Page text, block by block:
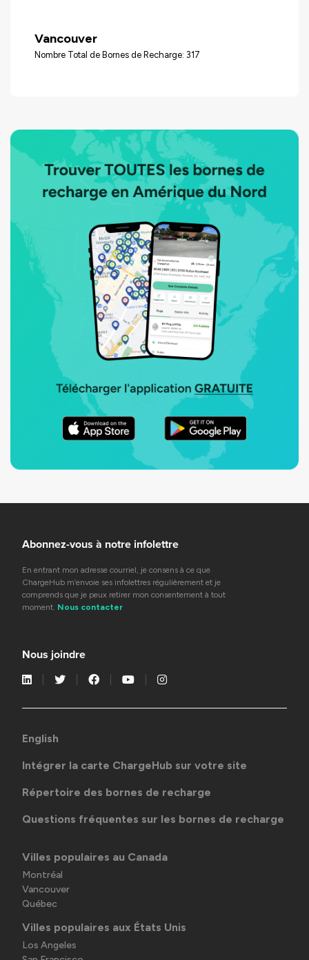
Vancouver
Nombre Total de Bornes de Recharge: 317
Abonnez-vous à notre infolettre
En entrant mon adresse courriel, je consens à ce que
ChargeHub m’envoie ses infolettres régulièrement et je
comprends que je peux retirer mon consentement à tout
moment. Nous contacter
Nous joindre
English
Intégrer la carte ChargeHub sur votre site
Répertoire des bornes de recharge
Questions fréquentes sur les bornes de recharge
Villes populaires au Canada
Montréal
Vancouver
Québec
Villes populaires aux États Unis
Los Angeles